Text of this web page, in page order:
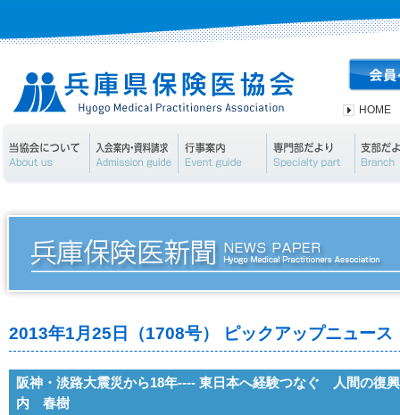
HOME
2013年1月25日（1708号） ピックアップニュース
阪神・淡路大震災から18年---- 東日本へ経験つなぐ 人間の
内 春樹